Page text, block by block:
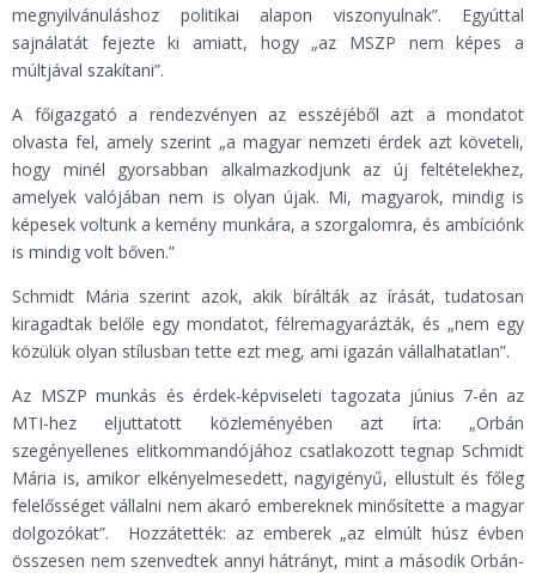
megnyilvánuláshoz politikai alapon viszonyulnak”. Egyúttal
sajnálatát fejezte ki amiatt, hogy „az MSZP nem képes a
múltjával szakítani”.
A főigazgató a rendezvényen az esszéjéből azt a mondatot
olvasta fel, amely szerint „a magyar nemzeti érdek azt követeli,
hogy minél gyorsabban alkalmazkodjunk az új feltételekhez,
amelyek valójában nem is olyan újak. Mi, magyarok, mindig is
képesek voltunk a kemény munkára, a szorgalomra, és ambíciónk
is mindig volt bőven.”
Schmidt Mária szerint azok, akik bírálták az írását, tudatosan
kiragadtak belőle egy mondatot, félremagyarázták, és „nem egy
közülük olyan stílusban tette ezt meg, ami igazán vállalhatatlan”.
Az MSZP munkás és érdek-képviseleti tagozata június 7-én az
MTI-hez eljuttatott közleményében azt írta: „Orbán
szegényellenes elitkommandójához csatlakozott tegnap Schmidt
Mária is, amikor elkényelmesedett, nagyigényű, ellustult és főleg
felelősséget vállalni nem akaró embereknek minősítette a magyar
dolgozókat”. Hozzátették: az emberek „az elmúlt húsz évben
összesen nem szenvedtek annyi hátrányt, mint a második Orbán-